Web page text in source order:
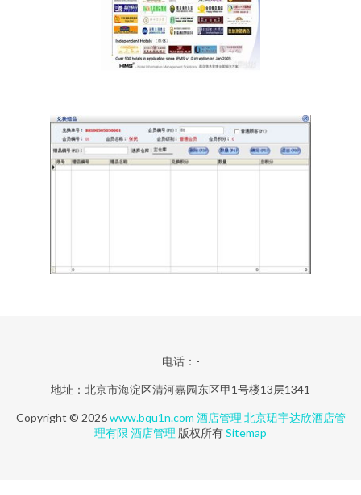
电话：-
地址：北京市海淀区清河嘉园东区甲1号楼13层1341
Copyright © 2026www.bqu1n.com 酒店管理 北京珺宇达欣酒店管
理有限 酒店管理 版权所有Sitemap